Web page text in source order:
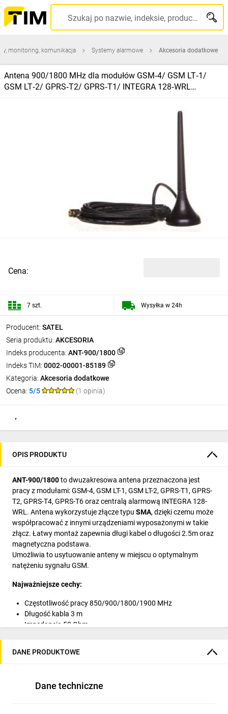
Szukaj po nazwie, indeksie, producencie, kodzie kreskowym...
monitoring, komunikacja Systemy alarmowe Akcesoria dodatkowe
Antena 900/1800 MHz dla modułów GSM‑4/ GSM LT‑1/
GSM LT‑2/ GPRS‑T2/ GPRS‑T1/ INTEGRA 128‑WRL
Producent: SATEL
Seria produktu: AKCESORIA
Indeks producenta: ANT-900/1800
Indeks TIM: 0002-00001-85189
Kategoria: Akcesoria dodatkowe
Ocena: 5/5 (1 opinia)
Cena:
7 szt. Wysyłka w 24h
OPIS PRODUKTU
ANT-900/1800to dwuzakresowa antena przeznaczona jest
pracy z modułami: GSM-4, GSM LT-1, GSM LT-2, GPRS-T1, GPRS-
T2, GPRS-T4, GPRS-T6 oraz centralą alarmową INTEGRA 128-
WRL. Antena wykorzystuje złącze typu SMA, dzięki czemu może
współpracować z innymi urządzeniami wyposażonymi w takie
złącz. Łatwy montaż zapewnia długi kabel o długości 2.5m oraz
magnetyczna podstawa.
Umożliwia to usytuowanie anteny w miejscu o optymalnym
natężeniu sygnału GSM.
Najważniejsze cechy:
Częstotliwość pracy 850/900/1800/1900 MHz
Długość kabla 3 m
Impedancja 50 Ohm
Straty odbiciowe dla 850 MHz10.093 dB
Straty odbiciowe dla 1900 MHz10.316 dB
DANE PRODUKTOWE
Dane techniczne